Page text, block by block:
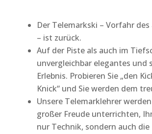
Der Telemarkski – Vorfahr des
– ist zurück.
Auf der Piste als auch im
unvergleichbar elegantes und
Erlebnis. Probieren Sie „den
Knick“ und Sie werden dem
Unsere Telemarklehrer
großer Freude unterrichten,
nur Technik, sondern auch